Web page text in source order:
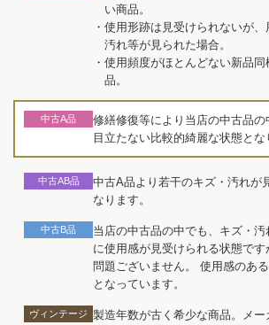
い商品。
・使用形跡は見受けられないが、
汚れ等が見られた場合。
・使用頻度がほとんどない新品
品。
中古A品
修繕修復等により当店の中古品
目立たない比較的綺麗な状態とな
中古AB品
中古A品より若干のキズ・汚れが
なります。
中古B品
当店の中古品の中でも、キズ・
に使用感が見受けられる状態です
問題ございません。 使用感のあ
となっています。
ヴィンテージ 製造年数が古く希少な商品。メ